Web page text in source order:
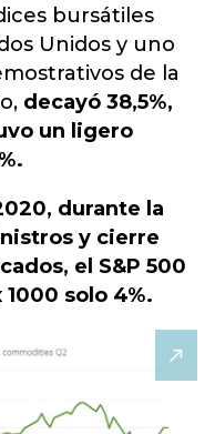
bursátiles
Unidos y uno
de la
decayó 38,5%,
un ligero
durante la
y cierre
el S&P 500
solo 4%.